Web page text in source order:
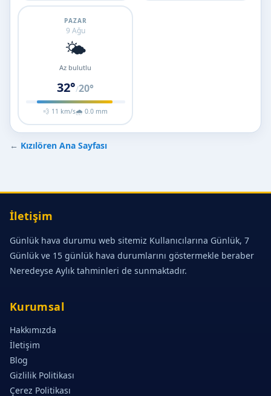
PAZAR
9 Ağu
🌤️
Az bulutlu
32°/20°
💨 11 km/s🌧 0.0 mm
← Kızılören Ana Sayfası
İletişim
Günlük hava durumu web sitemiz Kullanıcılarına Günlük, 7
Günlük ve 15 günlük hava durumlarını göstermekle beraber
Neredeyse Aylık tahminleri de sunmaktadır.
Kurumsal
Hakkımızda
İletişim
Blog
Gizlilik Politikası
Çerez Politikası